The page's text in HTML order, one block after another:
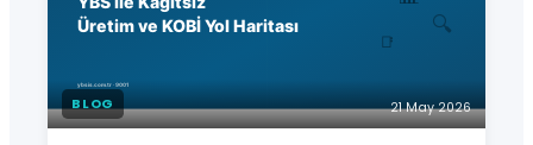
BLOG 21 May 2026